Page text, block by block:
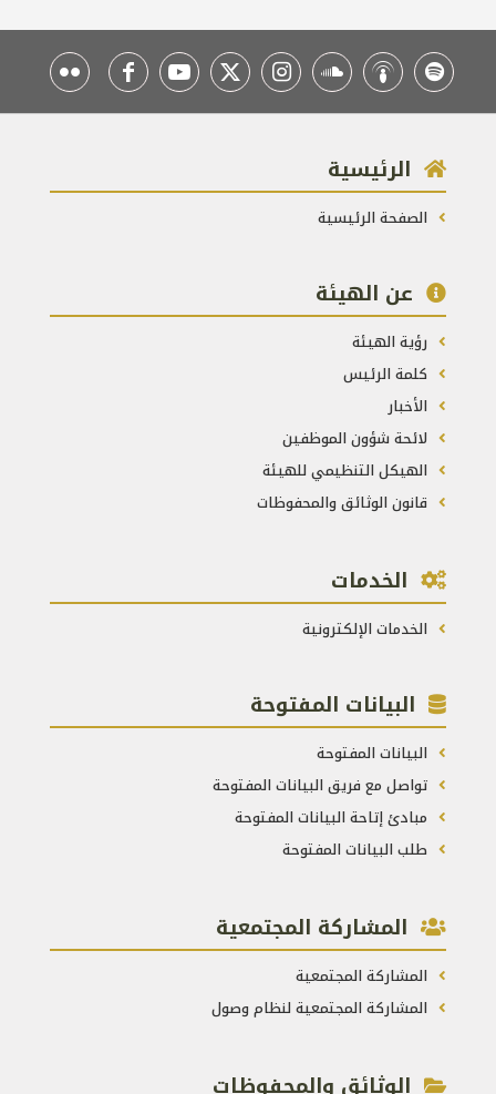
الرئيسية
الصفحة الرئيسية
عن الهيئة
رؤية الهيئة
كلمة الرئيس
الأخبار
لائحة شؤون الموظفين
الهيكل التنظيمي للهيئة
قانون الوثائق والمحفوظات
الخدمات
الخدمات الإلكترونية
البيانات المفتوحة
البيانات المفتوحة
تواصل مع فريق البيانات المفتوحة
مبادئ إتاحة البيانات المفتوحة
طلب البيانات المفتوحة
المشاركة المجتمعية
المشاركة المجتمعية
المشاركة المجتمعية لنظام وصول
الوثائق والمحفوظات